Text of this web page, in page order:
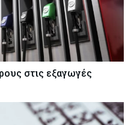
στις εξαγωγές